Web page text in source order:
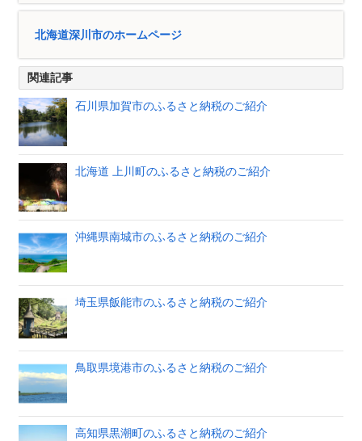
北海道深川市のホームページ
関連記事
石川県加賀市のふるさと納税のご紹介
北海道 上川町のふるさと納税のご紹介
沖縄県南城市のふるさと納税のご紹介
埼玉県飯能市のふるさと納税のご紹介
鳥取県境港市のふるさと納税のご紹介
高知県黒潮町のふるさと納税のご紹介